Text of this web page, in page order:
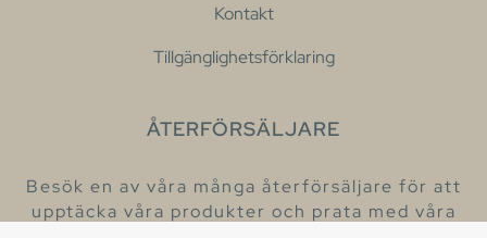
Kontakt
Tillgänglighetsförklaring
ÅTERFÖRSÄLJARE
Besök en av våra många återförsäljare för att
upptäcka våra produkter och prata med våra